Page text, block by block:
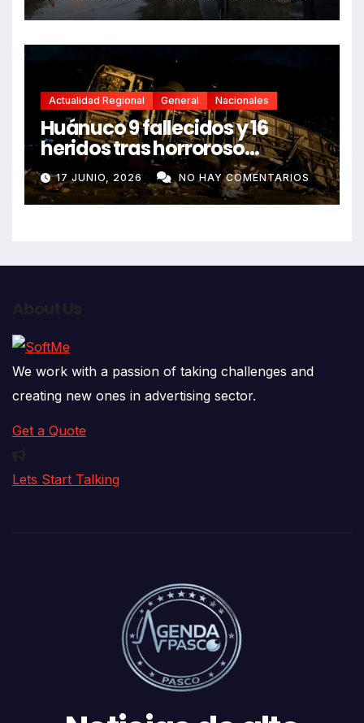
Actualidad Regional General Nacionales
Huánuco 9 fallecidos y 16
heridos tras horroroso
despiste de bus Real Chancas
que impactó contra vivienda
17 JUNIO, 2026 NO HAY COMENTARIOS
We work with a passion of taking challenges and
creating new ones in advertising sector.
Get a Quote
Lets Start Talking